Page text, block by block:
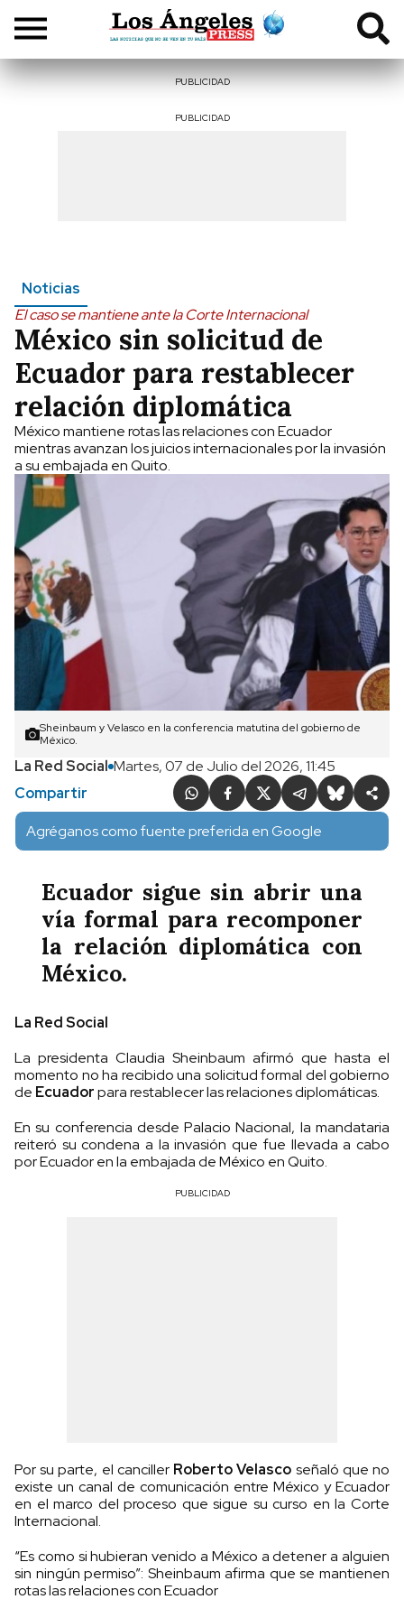
PUBLICIDAD
PUBLICIDAD
Noticias
El caso se mantiene ante la Corte Internacional
México sin solicitud de
Ecuador para restablecer
relación diplomática
México mantiene rotas las relaciones con Ecuador
mientras avanzan los juicios internacionales por la invasión
a su embajada en Quito.
Sheinbaum y Velasco en la conferencia matutina del gobierno de
México.
La Red Social Martes, 07 de Julio del 2026, 11:45
Compartir
Agréganos como fuente preferida en Google
Ecuador sigue sin abrir una
vía formal para recomponer
la relación diplomática con
México.
La Red Social
La presidenta Claudia Sheinbaum afirmó que hasta el
momento no ha recibido una solicitud formal del gobierno
de Ecuadorpara restablecer las relaciones diplomáticas.
En su conferencia desde Palacio Nacional, la mandataria
reiteró su condena a la invasión que fue llevada a cabo
por Ecuador en la embajada de México en Quito.
PUBLICIDAD
Por su parte, el canciller Roberto Velasco señaló que no
existe un canal de comunicación entre México y Ecuador
en el marco del proceso que sigue su curso en la Corte
Internacional.
“Es como si hubieran venido a México a detener a alguien
sin ningún permiso”: Sheinbaum afirma que se mantienen
rotas las relaciones con Ecuador